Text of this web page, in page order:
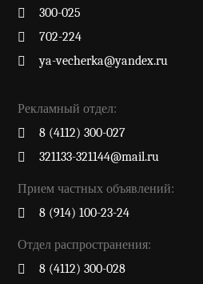
300-025
702-224
ya-vecherka@yandex.ru
Рекламный отдел:
8 (4112) 300-027
321133-321144@mail.ru
Прием частных объявлений:
8 (914) 100-23-24
Отдел распространения:
8 (4112) 300-028